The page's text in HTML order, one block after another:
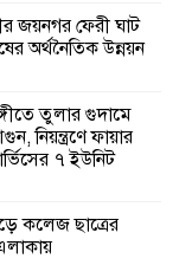
জয়নগর ফেরী ঘাট
অর্থনৈতিক উন্নয়ন
তুলার গুদামে
নিয়ন্ত্রণে ফায়ার
৭ ইউনিট
কলেজ ছাত্রের